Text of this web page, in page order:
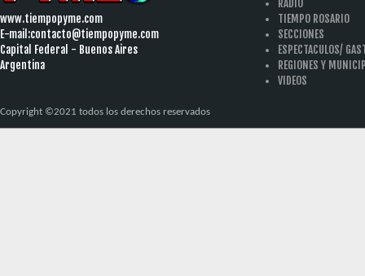
www.tiempopyme.com
E-mail:contacto@tiempopyme.com
Capital Federal - Buenos Aires
Argentina
RADIO
TIEMPO ROSARIO
SECCIONES
ESPECTACULOS/
REGIONES Y
VIDEOS
Copyright ©2021 todos los derechos reservados